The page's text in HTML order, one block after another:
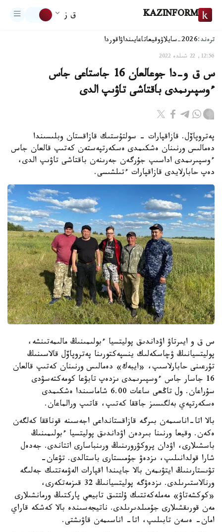
KAZINFORM ق ز
ترەند:2026-سايلاۋ وقيعاتاعايىنداۋاقوردا
12:56, 22 شىلدە 2022
س ق و-دا جوعالعان 16 جاستاعى جاس
ءوسپىرىمدى باقتاشى تاۋىپ الدى
پەتروپاۆل. قازاقپارات - سولتۇستىك قازاقستان وبلىسىندا
دەمالىس ورنىنان ەشكىمدى ەسكەرتپەستەن كەتىپ قالعان جاس
ءوسپىرىمدى اداسىپ جۇرگەن جەرىنەن باقتاشى تاۋىپ الدى،
دەپ حابارلايدى قازاقپارات ءتىلشىسى.
س ق و ايىرتاۋ اۋداندىق پوليتسيا ءبولىمىنىڭ مالىمەتىنشە،
پوليتسيانىڭ ۋچاسكەلىك ينسپەكتورىنا پەتروپاۆل قالاسىنىڭ
تۇرعىنى حابارلاسىپ، «ايبەك» دەمالىس ورنىنان كەتىپ قالعان
16 جاسار جاس ءوسپىرىمدى ىزدەپ تابۋعا كومەكتەسۋدى
سۇراعان. ول تاڭعى ساعات 6.00 شاماسىندا ەشكىمدى
ەسكەرتپەي بەلگىسىز جاققا كەتىپ، قاتىپ ورالماعان.
بالا اتا-اناسىمەن بىرگە قازاقستانداعى اجەسىنە قوناققا كەلگەن
ەكەن. وقيعا ورنىنا بىردەن اۋداندىق پوليتسيا ءبولىمىنىڭ
باسشىلارى، اۋدان پروكۋرورىنىڭ ورىنباسارى اتتاندى. جەدەل
شارا قولدانىلىپ، ىزدەۋ جۇمىستارى باستالدى. تۋعان-
تۋىستارىنىڭ ايتۋىمەن بالا جايىندا اقپارات الەۋمەتتىك جەلىگە
ورنالاستىرىلدى. ىزدەۋگە پوليتسيانىڭ 32 قىزمەتكەرى،
«كوكشەتاۋ» مەملەكەتتىك ۇلتتىق تابيعي پاركتىڭ ورمانشىلارى
مەن قورىقشىلارى جۇمىلدىرىلدى. ناتيجەسىندە بالا كەشكە قاراي
امان- ەسەن تابىلىپ، اتا- اناسىمەن قاۋىشتى.